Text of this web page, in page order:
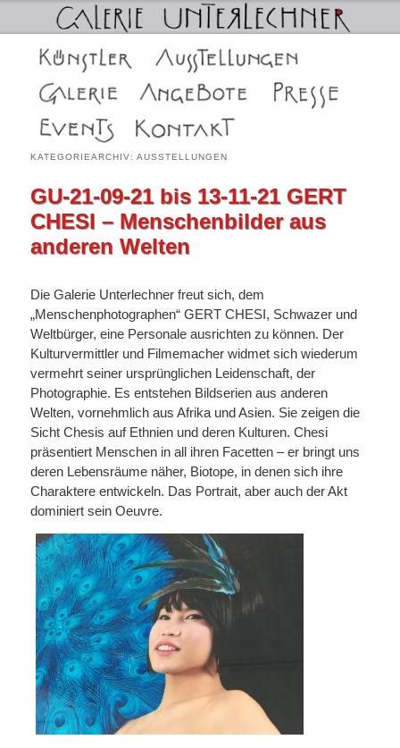
Galerie Unterlechner in Schwaz
Galerie Unterlechner in Schwaz
Zum
primären
springen
Zum
sekundären
springen
Künstler Ausstellungen
Die Galerien Angebote Presse
Events Kontakt
KATEGORIEARCHIV:AUSSTELLUNGEN
GU-21-09-21 bis 13-11-21 GERT
CHESI – Menschenbilder aus
anderen Welten
Die Galerie Unterlechner freut sich, dem
„Menschenphotographen“ GERT CHESI, Schwazer und
Weltbürger, eine Personale ausrichten zu können. Der
Kulturvermittler und Filmemacher widmet sich wiederum
vermehrt seiner ursprünglichen Leidenschaft, der
Photographie. Es entstehen Bildserien aus anderen
Welten, vornehmlich aus Afrika und Asien. Sie zeigen die
Sicht Chesis auf Ethnien und deren Kulturen. Chesi
präsentiert Menschen in all ihren Facetten – er bringt uns
deren Lebensräume näher, Biotope, in denen sich ihre
Charaktere entwickeln. Das Portrait, aber auch der Akt
dominiert sein Oeuvre.